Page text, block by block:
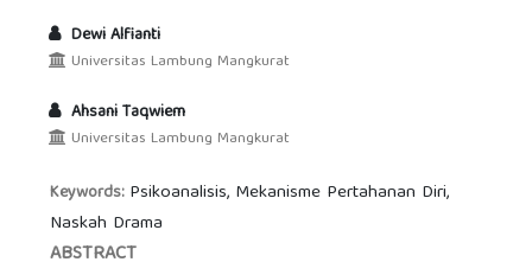
Dewi Alfianti
Universitas Lambung Mangkurat
Ahsani Taqwiem
Universitas Lambung Mangkurat
Keywords: Psikoanalisis, Mekanisme Pertahanan Diri,
Naskah Drama
ABSTRACT